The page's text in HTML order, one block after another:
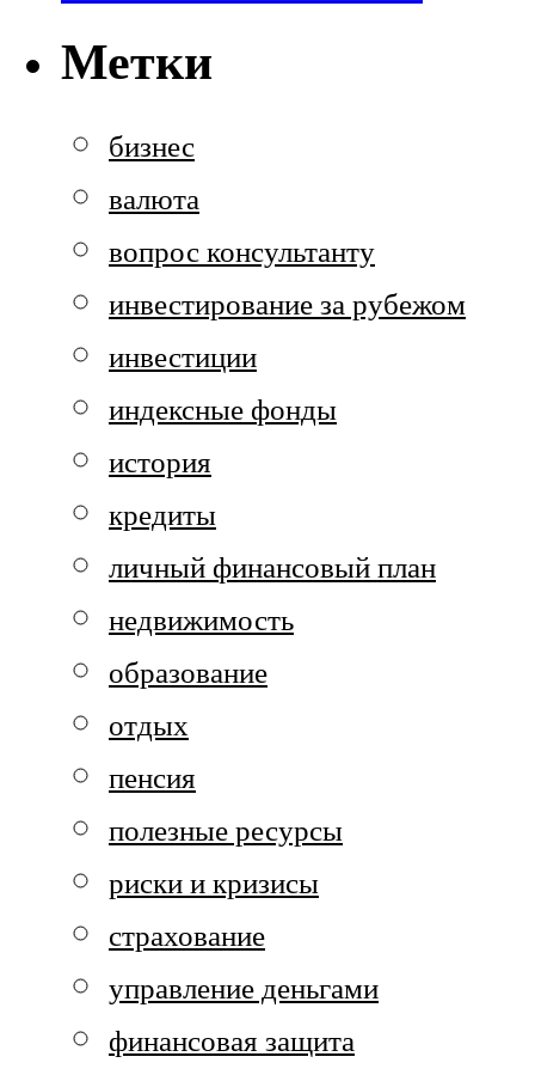
Метки
бизнес
валюта
вопрос консультанту
инвестирование за рубежом
инвестиции
индексные фонды
история
кредиты
личный финансовый план
недвижимость
образование
отдых
пенсия
полезные ресурсы
риски и кризисы
страхование
управление деньгами
финансовая защита